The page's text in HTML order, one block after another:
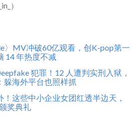
）
〉MV冲破60亿观看，创K-pop第一
14 年热度不减
犯罪！12 人遭判实刑入狱，
躲海外平台也照样抓
！这些中小企业女团红透半边天，
奖典礼